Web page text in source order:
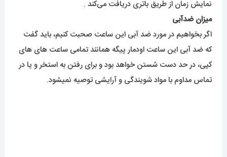
نمایش زمان از طریق باتری دریافت می‌کند .
میزان ضدآبی
اگر بخواهیم در مورد ضد آبی این ساعت صحبت کنیم، باید گفت
که ضد آبی این ساعت اودمار پیگه همانند تمامی ساعت های های
کپی، در حد دست شستن خواهد بود و برای رفتن به استخر و یا در
تماس مداوم با مواد شویندگی و آرایشی توصیه نمیشود.